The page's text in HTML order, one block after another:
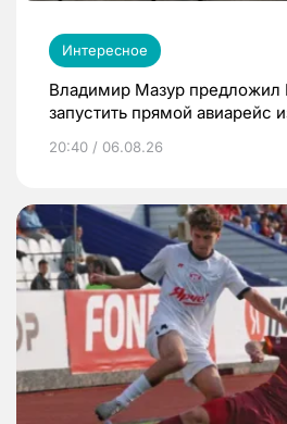
Интересное
Владимир Мазур предложил
запустить прямой авиарейс
20:40 / 06.08.26